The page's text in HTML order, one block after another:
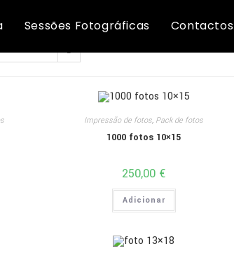
Sessões Fotográficas Contactos
de fotos
Impressão de fotos, Pack de fotos
1000 fotos 10×15
250,00 €
Adicionar